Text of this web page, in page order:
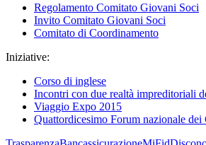
Regolamento Comitato Giovani Soci
Invito Comitato Giovani Soci
Comitato di Coordinamento
Iniziative:
Corso di inglese
Incontri con due realtà impreditoriali
Viaggio Expo 2015
Quattordicesimo Forum nazionale